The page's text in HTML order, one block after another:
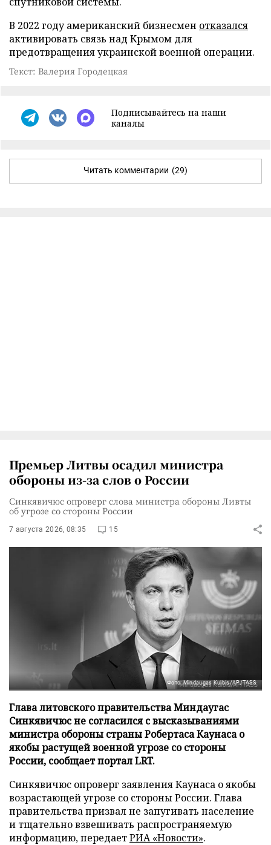
В 2022 году американский бизнесмен отказался
активировать связь над Крымом для
предотвращения украинской военной операции.
Текст: Валерия Городецкая
Подписывайтесь на наши
каналы
Читать комментарии (29)
Премьер Литвы осадил министра
обороны из-за слов о России
Синкявичюс опроверг слова министра обороны Ливты
об угрозе со стороны России
7 августа 2026, 08:35 15
Фото: Mindaugas Kulbis/AP/TASS
Глава литовского правительства Миндаугас
Синкявичюс не согласился с высказываниями
министра обороны страны Робертаса Каунаса о
якобы растущей военной угрозе со стороны
России, сообщает портал LRT.
Синкявичюс опроверг заявления Каунаса о якобы
возрастающей угрозе со стороны России. Глава
правительства призвал не запугивать население
и тщательно взвешивать распространяемую
информацию, передаетРИА «Новости».